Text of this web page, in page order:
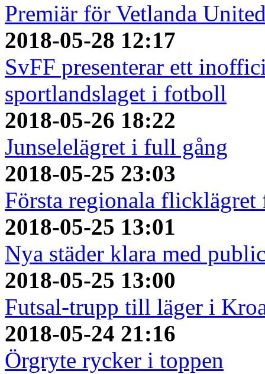
Premiär för Vetlanda
2018-05-28 12:17
SvFF presenterar ett
sportlandslaget i fotboll
2018-05-26 18:22
Junselelägret i full gång
2018-05-25 23:03
Första regionala
2018-05-25 13:01
Nya städer klara med
2018-05-25 13:00
Futsal-trupp till läger i
2018-05-24 21:16
Örgryte rycker i toppen